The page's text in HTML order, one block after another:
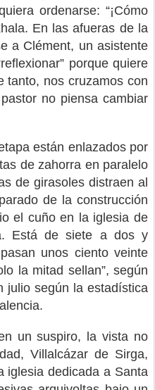
ordenarse: “¡Cómo
En las afueras de la
a Clément, un asistente
porque quiere
tanto, nos cruzamos con
no piensa cambiar
están enlazados por
de zahorra en paralelo
de girasoles distraen al
de la construcción
el cuño en la iglesia de
Está de siete a dos y
unos ciento veinte
la mitad sellan”, según
julio según la estadística
un suspiro, la vista no
Villalcázar de Sirga,
iglesia dedicada a Santa